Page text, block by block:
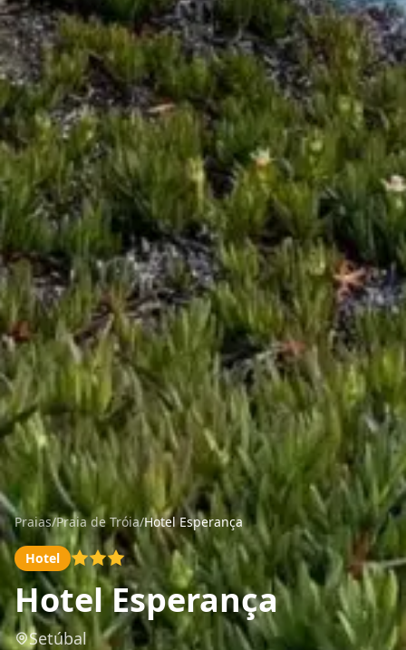
Praias/Praia de Tróia/Hotel Esperança
Hotel
Hotel Esperança
Setúbal